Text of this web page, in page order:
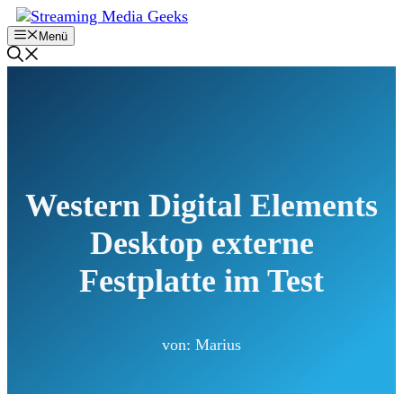
Zum
Inhalt
springen
Menü
Western Digital Elements
Desktop externe
Festplatte im Test
von: Marius